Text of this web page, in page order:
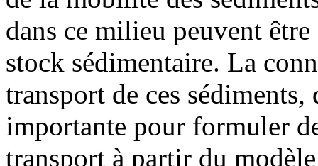
dans ce milieu peuvent
stock sédimentaire. La
transport de ces
importante pour formuler
transport à partir du